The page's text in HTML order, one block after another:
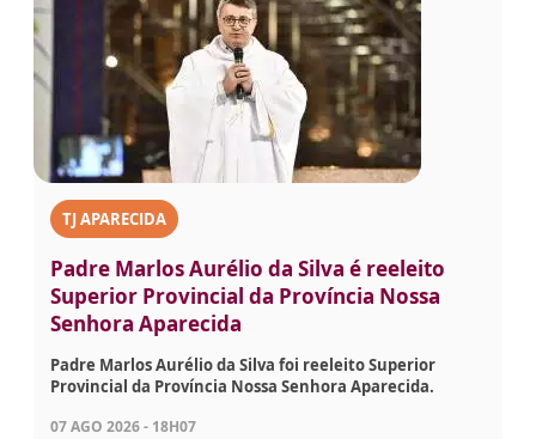
TJ APARECIDA
Padre Marlos Aurélio da Silva é reeleito
Superior Provincial da Província Nossa
Senhora Aparecida
Padre Marlos Aurélio da Silva foi reeleito Superior
Provincial da Província Nossa Senhora Aparecida.
07 AGO 2026 - 18H07